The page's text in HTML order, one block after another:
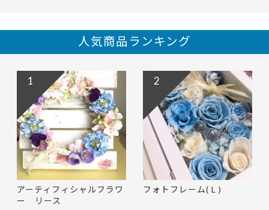
人気商品ランキング
アーティフィシャルフラワ
ー リース
1
フォトフレーム( L )
2